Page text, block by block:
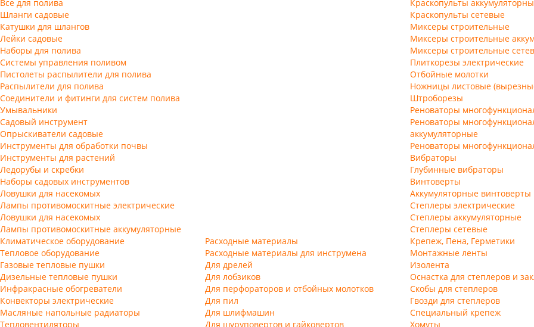
Все для полива
Шланги садовые
Катушки для шлангов
Лейки садовые
Наборы для полива
Системы управления поливом
Пистолеты распылители для полива
Распылители для полива
Соединители и фитинги для систем полива
Умывальники
Садовый инструмент
Опрыскиватели садовые
Инструменты для обработки почвы
Инструменты для растений
Ледорубы и скребки
Наборы садовых инструментов
Ловушки для насекомых
Лампы противомоскитные электрические
Ловушки для насекомых
Лампы противомоскитные аккумуляторные
Краскопульты
Краскопульты сетевые
Миксеры строительные
Миксеры строительные
Миксеры строительные
Плиткорезы электрические
Отбойные молотки
Ножницы листовые
Штроборезы
Реноваторы
Реноваторы
аккумуляторные
Реноваторы
Вибраторы
Глубинные вибраторы
Винтоверты
Аккумуляторные винтоверты
Степлеры электрические
Степлеры аккумуляторные
Степлеры сетевые
Климатическое оборудование
Тепловое оборудование
Газовые тепловые пушки
Дизельные тепловые пушки
Инфракрасные обогреватели
Конвекторы электрические
Масляные напольные радиаторы
Тепловентиляторы
Расходные материалы
Расходные материалы для инструмена
Для дрелей
Для лобзиков
Для перфораторов и отбойных молотков
Для пил
Для шлифмашин
Для шуруповертов и гайковертов
Крепеж, Пена, Герметики
Монтажные ленты
Изолента
Оснастка для степлеров и
Скобы для степлеров
Гвозди для степлеров
Специальный крепеж
Хомуты